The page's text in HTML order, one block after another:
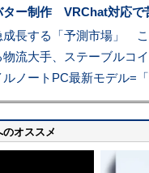
ター制作 VRChat対応
オススメ